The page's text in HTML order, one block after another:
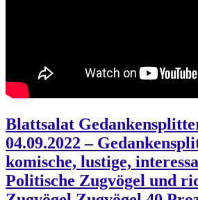
Blattsalat
04.09.2022 –
komische, lustige,
Politische Zugvögel und